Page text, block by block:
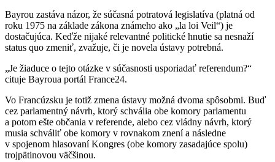
Bayrou zastáva názor, že súčasná potratová legislatíva (platná od
roku 1975 na základe zákona známeho ako „la loi Veil“) je
dostačujúca. Keďže nijaké relevantné politické hnutie sa nesnaží
status quo zmeniť, zvažuje, či je novela ústavy potrebná.
„Je žiaduce o tejto otázke v súčasnosti usporiadať referendum?“
cituje Bayroua portál France24.
Vo Francúzsku je totiž zmena ústavy možná dvoma spôsobmi. Buď
cez parlamentný návrh, ktorý schvália obe komory parlamentu
a potom ešte občania v referende, alebo cez vládny návrh, ktorý
musia schváliť obe komory v rovnakom znení a následne
v spojenom hlasovaní Kongres (obe komory zasadajúce spolu)
trojpätinovou väčšinou.